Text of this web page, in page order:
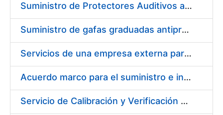
Suministro de Protectores Auditivos a medida para las personas trabajadoras de los Centros de Trabajo de Madrid y Burgos
Suministro de gafas graduadas antiproyecciones para los trabajadores de la FNMT-RCM en los centros de trabajo de Madrid y Burgos
Servicios de una empresa externa para el asesoramiento y resolución de los recursos de alzada que se presentan relacionados con procesos de selección para la FNMT-RCM
Acuerdo marco para el suministro e instalación de persianas, estores y otros complementos
Servicio de Calibración y Verificación Externa de los Equipos de Medición del Servicio de Prevención de la FNMT-RCM